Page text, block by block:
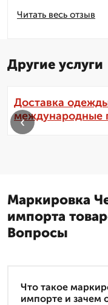
Читать весь отзыв
Другие услуги
Доставка
международные
‹
Маркировка
импорта
Вопросы
Что такое
импорте и зачем